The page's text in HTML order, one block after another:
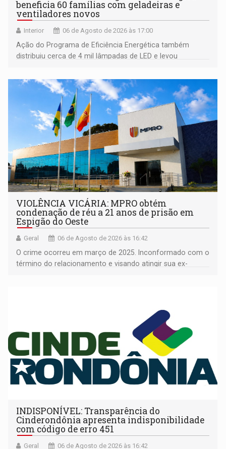
beneficia 60 famílias com geladeiras e
ventiladores novos
Interior 06 de Agosto de 2026 às 17:00
Ação do Programa de Eficiência Energética também
distribuiu cerca de 4 mil lâmpadas de LED e levou
comunidade
VIOLÊNCIA VICÁRIA: MPRO obtém
condenação de réu a 21 anos de prisão em
Espigão do Oeste
Geral 06 de Agosto de 2026 às 16:42
O crime ocorreu em março de 2025. Inconformado com o
término do relacionamento e visando atingir sua ex-
INDISPONÍVEL: Transparência do
Cinderondônia apresenta indisponibilidade
com código de erro 451
Geral 06 de Agosto de 2026 às 16:42